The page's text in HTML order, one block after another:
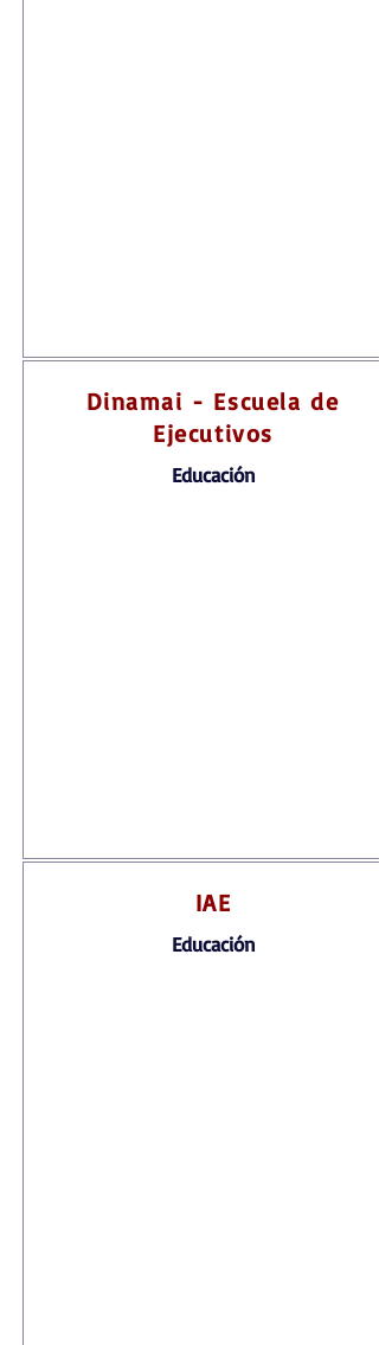
Dinamai - Escuela de
Ejecutivos
Educación
IAE
Educación